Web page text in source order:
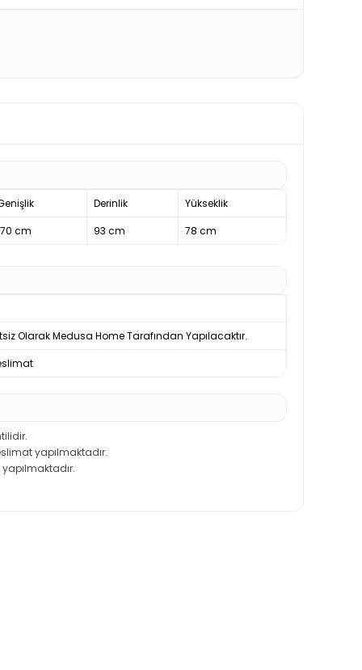
Derinlik
Yükseklik
cm 93 cm 78 cm
Olarak Medusa Home Tarafından Yapılacaktır.
yapılmaktadır.